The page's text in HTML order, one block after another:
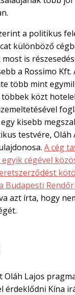
a politikus
különböző
is
a Rossimo Kft.
több mint
közt
kisebb
testvére, Oláh
A cég
cégével
Budapesti
azt írta, hogy
Oláh Lajos
érdeklődni Kína